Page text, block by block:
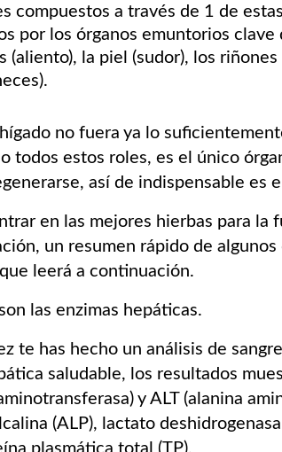
compuestos a través de 1 de
por los órganos emuntorios clave
(aliento), la piel (sudor), los
no fuera ya lo
todos estos roles, es el único
así de indispensable es
en las mejores hierbas para la
un resumen rápido de
leerá a continuación.
las enzimas hepáticas.
te has hecho un análisis de
saludable, los resultados
y ALT (alanina
(ALP), lactato